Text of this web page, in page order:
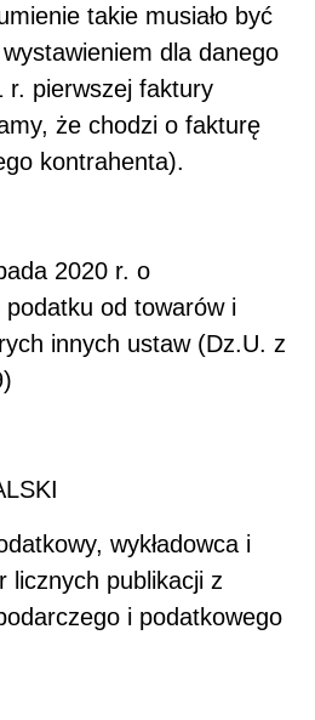
takie musiało być
dla danego
r. pierwszej faktury
że chodzi o fakturę
kontrahenta).
2020 r. o
od towarów i
innych ustaw (Dz.U. z
wykładowca i
licznych publikacji z
i podatkowego